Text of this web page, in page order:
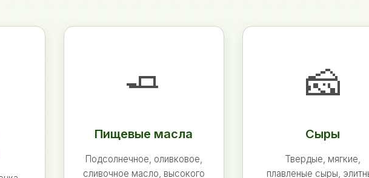
🧈
Пищевые масла
Подсолнечное, оливковое,
сливочное масло, высокого
🧀
Сыры
Твердые, мягкие,
плавленые сыры,